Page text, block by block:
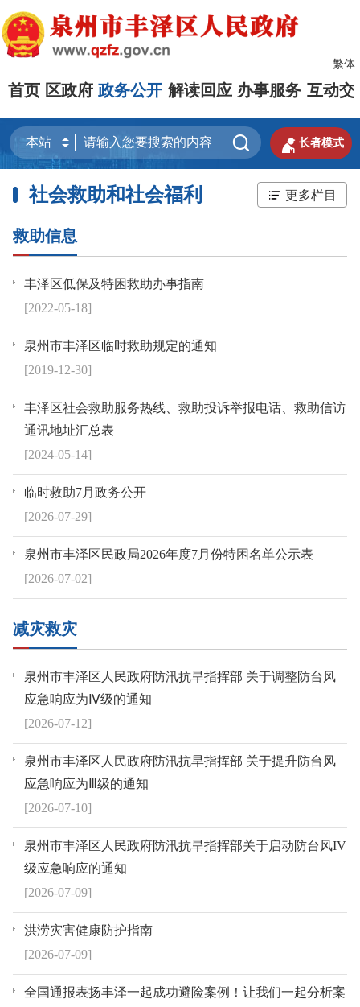
繁体
首页 区政府 政务公开 解读回应 办事服务 互动交
  长者模式
社会救助和社会福利 更多栏目
救助信息
[2022-05-18]
丰泽区低保及特困救助办事指南
[2019-12-30]
泉州市丰泽区临时救助规定的通知
[2024-05-14]
丰泽区社会救助服务热线、救助投诉举报电话、救助信访
通讯地址汇总表
[2026-07-29]
临时救助7月政务公开
[2026-07-02]
泉州市丰泽区民政局2026年度7月份特困名单公示表
减灾救灾
[2026-07-12]
泉州市丰泽区人民政府防汛抗旱指挥部 关于调整防台风
应急响应为Ⅳ级的通知
[2026-07-10]
泉州市丰泽区人民政府防汛抗旱指挥部 关于提升防台风
应急响应为Ⅲ级的通知
[2026-07-09]
泉州市丰泽区人民政府防汛抗旱指挥部关于启动防台风IV
级应急响应的通知
[2026-07-09]
洪涝灾害健康防护指南
全国通报表扬丰泽一起成功避险案例！让我们一起分析案